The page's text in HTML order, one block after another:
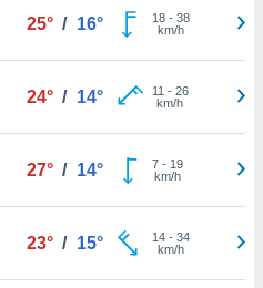
25° / 16° 18- 38
km/h
24° / 14° 11 - 26
km/h
27° / 14° 7- 19
km/h
23° / 15° 14- 34
km/h